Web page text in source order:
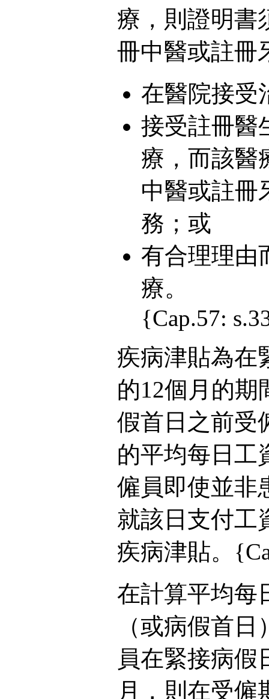
療，則證明書
冊中醫或註冊
在醫院接受
接受註冊醫
療，而該醫
中醫或註冊
務；或
有合理理由
療。
{Cap.57:
疾病津貼為在
的12個月的期
假首日之前受
的平均每日工
僱員即使並非
就該日支付工
疾病津貼。
在計算平均每
（或病假首
員在緊接病假
月，則在受僱